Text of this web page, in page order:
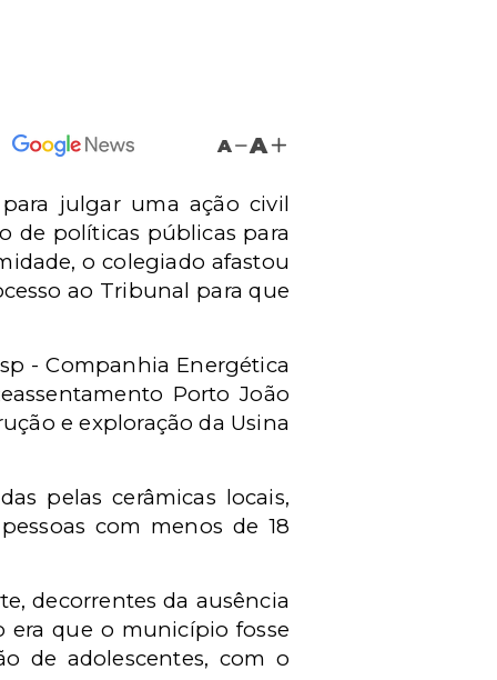
A A
julgar uma ação civil
de políticas públicas para
o colegiado afastou
ao Tribunal para que
-Companhia Energética
Porto João
e exploração da Usina
pelas cerâmicas locais,
com menos de 18
decorrentes da ausência
era que o município fosse
de adolescentes, com o